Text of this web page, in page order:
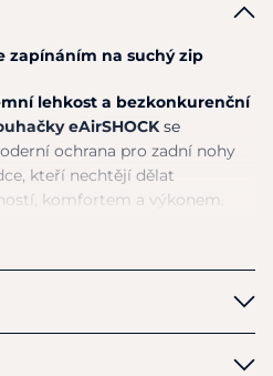
zapínáním na suchý zip
lehkost a bezkonkurenční
eAirSHOCKse
ochrana pro zadní nohy
kteří nechtějí dělat
komfortem a výkonem.
pro maximální ochranu
tvar a anatomicky
a přitom zůstávají úzké a